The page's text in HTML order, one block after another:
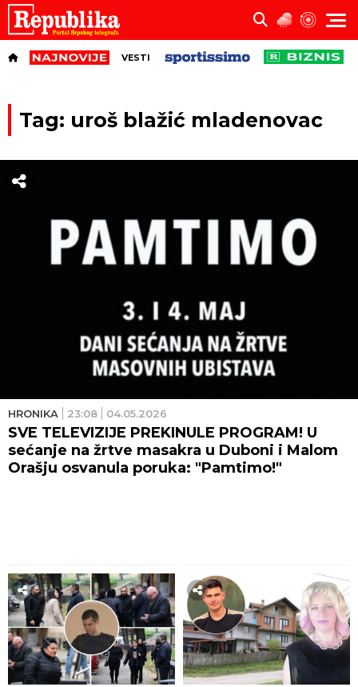
VESTI
Tag: uroš blažić mladenovac
HRONIKA 23:08 04.05.2026
SVE TELEVIZIJE PREKINULE PROGRAM! U
sećanje na žrtve masakra u Duboni i Malom
Orašju osvanula poruka: "Pamtimo!"